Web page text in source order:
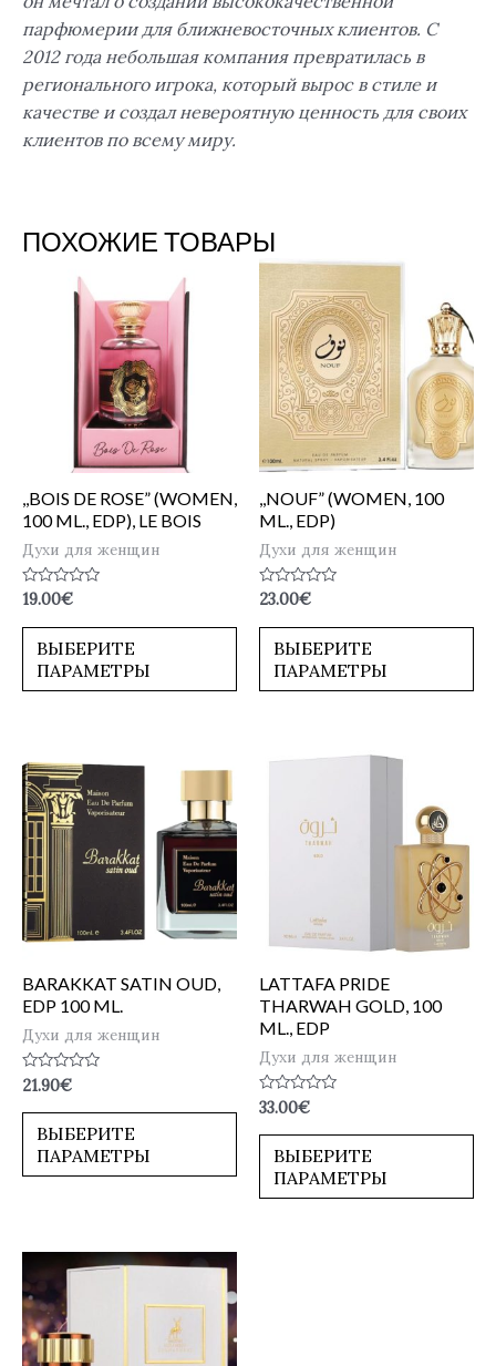
парфюмерии для ближневосточных клиентов. С
2012 года небольшая компания превратилась в
регионального игрока, который вырос в стиле и
качестве и создал невероятную ценность для своих
клиентов по всему миру.
ПОХОЖИЕ ТОВАРЫ
,,BOIS DE ROSE” (WOMEN,
100 ML., EDP), LE BOIS
Духи для женщин
Оценка
из
19.00€
ВЫБЕРИТЕ
ПАРАМЕТРЫ
,,NOUF” (WOMEN, 100
ML., EDP)
Духи для женщин
Оценка
из
23.00€
ВЫБЕРИТЕ
ПАРАМЕТРЫ
BARAKKAT SATIN OUD,
EDP 100 ML.
Духи для женщин
Оценка
0
из
21.90€
ВЫБЕРИТЕ
ПАРАМЕТРЫ
LATTAFA PRIDE
THARWAH GOLD, 100
ML., EDP
Духи для женщин
Оценка
0
из
33.00€
ВЫБЕРИТЕ
ПАРАМЕТРЫ